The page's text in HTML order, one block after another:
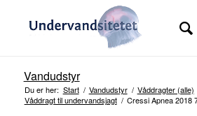
Vandudstyr
Du er her: Start / Vandudstyr / Våddragter (alle)
Våddragt til undervandsjagt / Cressi Apnea 2018